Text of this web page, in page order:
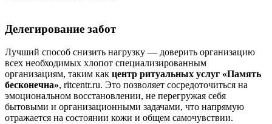
Делегирование забот
Лучший способ снизить нагрузку — доверить организацию
всех необходимых хлопот специализированным
организациям, таким как центр ритуальных услуг «Память
бесконечна», ritcentr.ru. Это позволяет сосредоточиться на
эмоциональном восстановлении, не перегружая себя
бытовыми и организационными задачами, что напрямую
отражается на состоянии кожи и общем самочувствии.